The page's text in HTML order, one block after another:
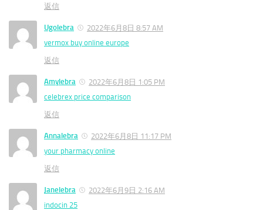
返信
Ugolebra
2022年6月8日 8:57 AM
vermox buy online europe
返信
Amylebra
2022年6月8日 1:05 PM
celebrex price comparison
返信
Annalebra
2022年6月8日 11:17 PM
your pharmacy online
返信
Janelebra
2022年6月9日 2:16 AM
indocin 25